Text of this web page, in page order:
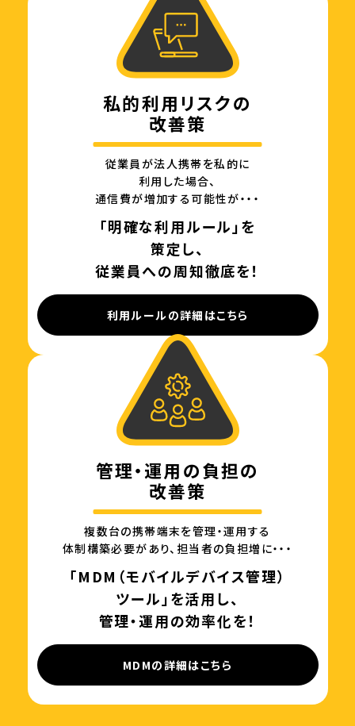
私的利用リスクの
改善策
従業員が法人携帯を私的に
利用した場合、
通信費が増加する可能性が・・・
「明確な利用ルール」を
策定し、
従業員への周知徹底を！
利用ルールの詳細はこちら
管理・運用の負担の
改善策
複数台の携帯端末を管理・運用する
体制構築必要があり、担当者の負担増に・・・
「MDM（モバイルデバイス管理）
ツール」を活用し、
管理・運用の効率化を！
MDMの詳細はこちら